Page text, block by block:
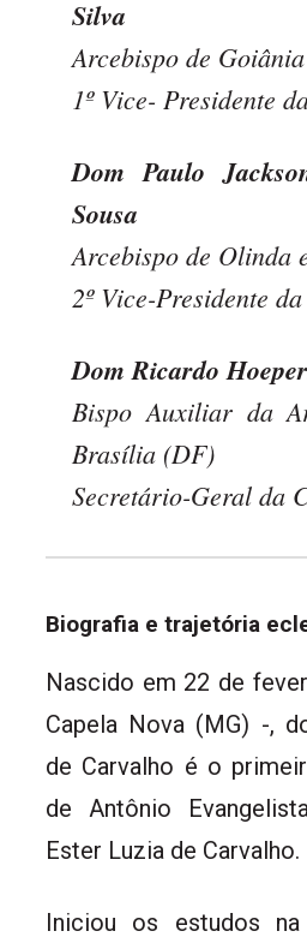
Silva
Arcebispo de
1º Vice- Presidente
Dom Paulo
Sousa
Arcebispo de Olinda
2º Vice-Presidente
Dom Ricardo
Bispo Auxiliar da
Brasília (DF)
Secretário-Geral da
Biografia e trajetória
Nascido em 22 de
Capela Nova (MG) -,
de Carvalho é o
de Antônio
Ester Luzia de Carvalho.
Iniciou os estudos